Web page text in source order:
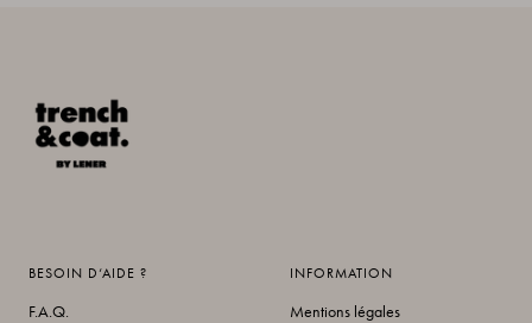
BESOIN D‘AIDE ?
F.A.Q.
INFORMATION
Mentions légales